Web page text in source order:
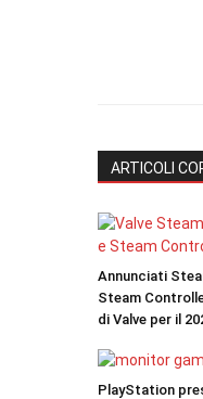
ARTICOLI
Annunciati
Steam
di Valve per il
PlayStation